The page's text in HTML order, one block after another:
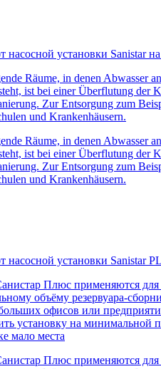
насосной установки Sanistar
Räume, in denen Abwasser
ist bei einer Überflutung der
Zur Entsorgung zum
und Krankenhäusern.
Räume, in denen Abwasser
ist bei einer Überflutung der
Zur Entsorgung zum
und Krankenhäusern.
насосной установки Sanistar
Плюс применяются
объёму резервуара-
офисов или
установку на минимальной
мало места
Плюс применяются